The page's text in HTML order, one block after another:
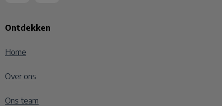
Ontdekken
Home
Over ons
Ons team